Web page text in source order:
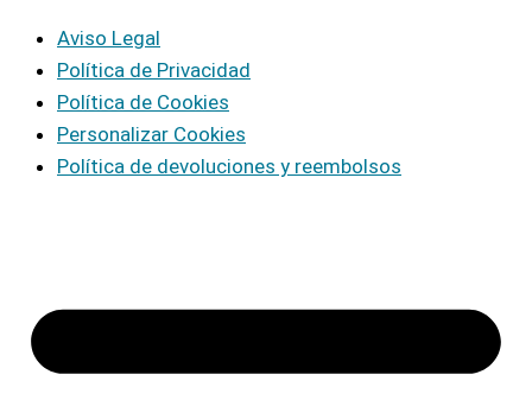
Aviso Legal
Política de Privacidad
Política de Cookies
Personalizar Cookies
Política de devoluciones y reembolsos